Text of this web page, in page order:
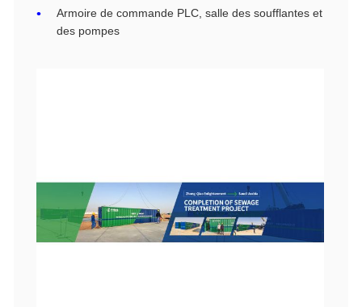
Armoire de commande PLC, salle des soufflantes et
des pompes